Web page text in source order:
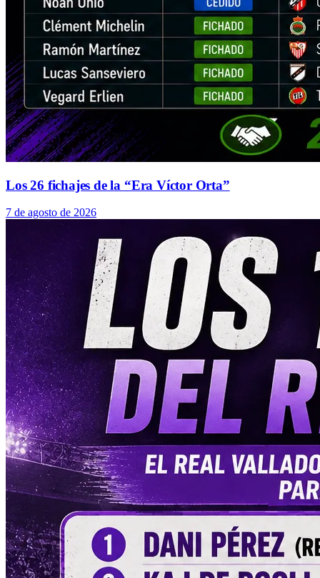
Los 26 fichajes de la “Era Víctor Orta”
7 de agosto de 2026